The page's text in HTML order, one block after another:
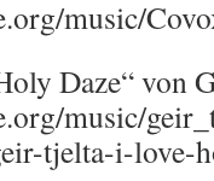
music/
Daze“ von
music/
tjelta-i-love-